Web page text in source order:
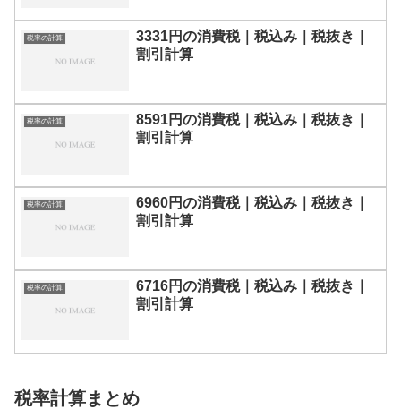
税率の計算
3331円の消費税｜税込み｜税抜き｜
割引計算
税率の計算
8591円の消費税｜税込み｜税抜き｜
割引計算
税率の計算
6960円の消費税｜税込み｜税抜き｜
割引計算
税率の計算
6716円の消費税｜税込み｜税抜き｜
割引計算
税率計算まとめ